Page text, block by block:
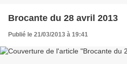
Brocante du 28 avril 2013
Publié le 21/03/2013 à 19:41